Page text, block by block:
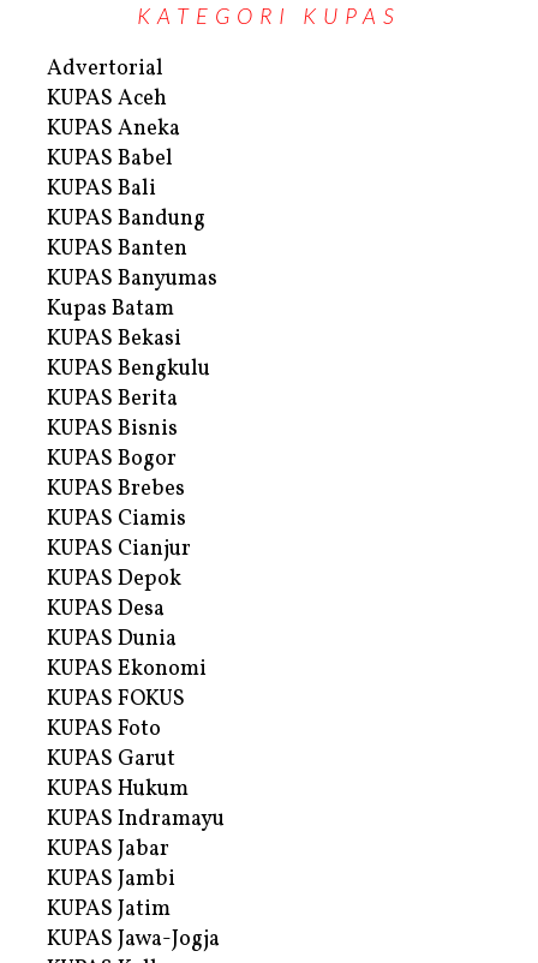
KATEGORI KUPAS
Advertorial
KUPAS Aceh
KUPAS Aneka
KUPAS Babel
KUPAS Bali
KUPAS Bandung
KUPAS Banten
KUPAS Banyumas
Kupas Batam
KUPAS Bekasi
KUPAS Bengkulu
KUPAS Berita
KUPAS Bisnis
KUPAS Bogor
KUPAS Brebes
KUPAS Ciamis
KUPAS Cianjur
KUPAS Depok
KUPAS Desa
KUPAS Dunia
KUPAS Ekonomi
KUPAS FOKUS
KUPAS Foto
KUPAS Garut
KUPAS Hukum
KUPAS Indramayu
KUPAS Jabar
KUPAS Jambi
KUPAS Jatim
KUPAS Jawa-Jogja